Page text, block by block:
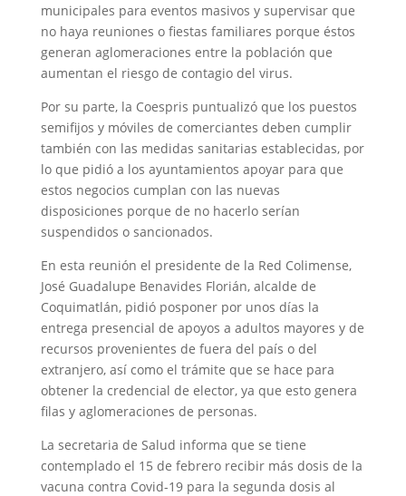
municipales para eventos masivos y supervisar que
no haya reuniones o fiestas familiares porque éstos
generan aglomeraciones entre la población que
aumentan el riesgo de contagio del virus.
Por su parte, la Coespris puntualizó que los puestos
semifijos y móviles de comerciantes deben cumplir
también con las medidas sanitarias establecidas, por
lo que pidió a los ayuntamientos apoyar para que
estos negocios cumplan con las nuevas
disposiciones porque de no hacerlo serían
suspendidos o sancionados.
En esta reunión el presidente de la Red Colimense,
José Guadalupe Benavides Florián, alcalde de
Coquimatlán, pidió posponer por unos días la
entrega presencial de apoyos a adultos mayores y de
recursos provenientes de fuera del país o del
extranjero, así como el trámite que se hace para
obtener la credencial de elector, ya que esto genera
filas y aglomeraciones de personas.
La secretaria de Salud informa que se tiene
contemplado el 15 de febrero recibir más dosis de la
vacuna contra Covid-19 para la segunda dosis al